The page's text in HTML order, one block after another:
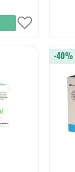
Aggiungi
-40%